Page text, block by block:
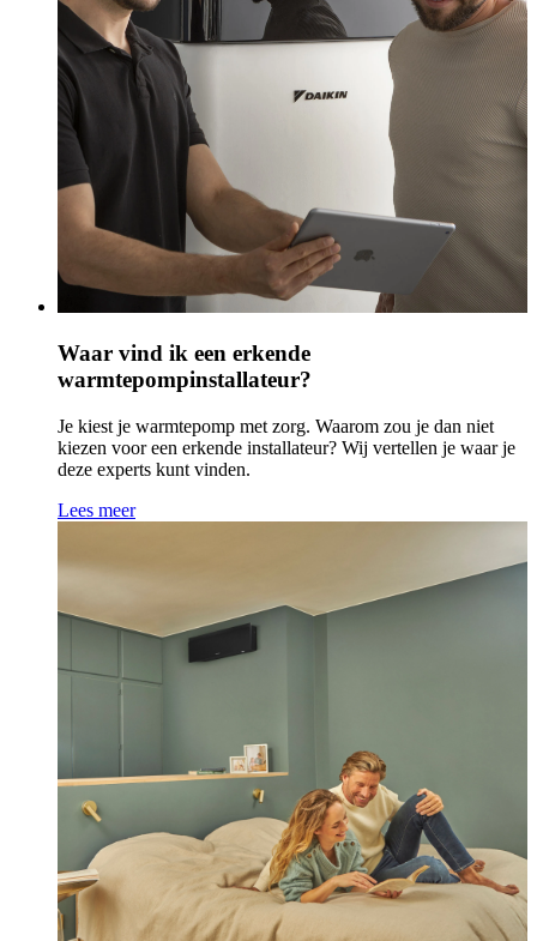
Waar vind ik een erkende
warmtepompinstallateur?
Je kiest je warmtepomp met zorg. Waarom zou je dan niet
kiezen voor een erkende installateur? Wij vertellen je waar je
deze experts kunt vinden.
Lees meer